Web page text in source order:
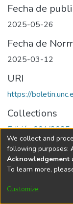
Fecha de
2025-05-26
Fecha de
2025-03-12
URI
https://
Collections
Edición 001/2025
We collect and
following purposes:
Acknowledgement
To learn more,
Customize